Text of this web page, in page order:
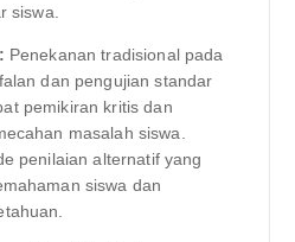
siswa.
Penekanan tradisional pada
dan pengujian standar
pemikiran kritis dan
masalah siswa.
penilaian alternatif yang
siswa dan